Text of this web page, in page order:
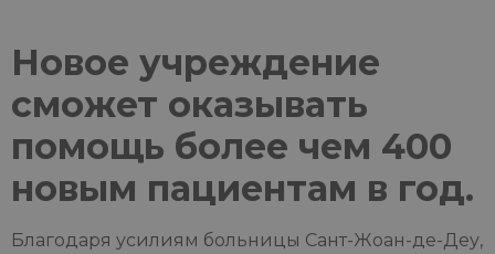
Новое учреждение
сможет оказывать
помощь более чем 400
новым пациентам в год.
Благодаря усилиям больницы Сант-Жоан-де-Деу,